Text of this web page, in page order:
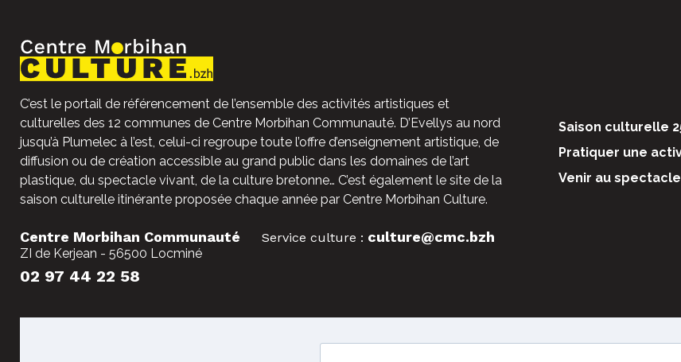
C’est le portail de référencement de l’ensemble des activités artistiques et
culturelles des 12 communes de Centre Morbihan Communauté. D’Evellys au nord
jusqu’à Plumelec à l’est, celui-ci regroupe toute l’offre d’enseignement artistique, de
diffusion ou de création accessible au grand public dans les domaines de l’art
plastique, du spectacle vivant, de la culture bretonne… C’est également le site de la
saison culturelle itinérante proposée chaque année par Centre Morbihan Culture.
Centre Morbihan Communauté
ZI de Kerjean - 56500 Locminé
02 97 44 22 58
Service culture : culture@cmc.bzh
Saison culturelle
Pratiquer une
Venir au